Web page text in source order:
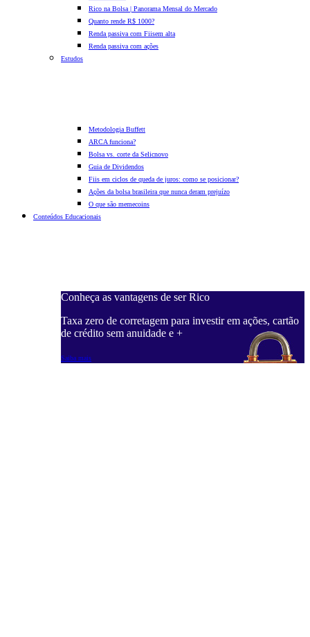
Rico na Bolsa | Panorama Mensal do Mercado
Quanto rende R$ 1000?
Renda passiva com Fiisem alta
Renda passiva com ações
Estudos
Metodologia Buffett
ARCA funciona?
Bolsa vs. corte da Selicnovo
Guia de Dividendos
Fiis em ciclos de queda de juros: como se posicionar?
Ações da bolsa brasileira que nunca deram prejuízo
O que são memecoins
Conteúdos Educacionais
Conheça as vantagens de ser Rico
Taxa zero de corretagem para investir em ações, cartão
de crédito sem anuidade e +
Saiba mais